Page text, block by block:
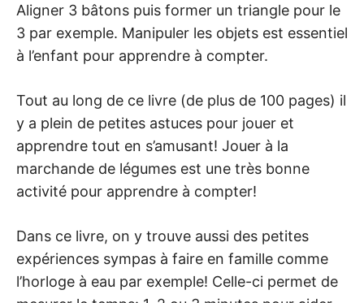
Aligner 3 bâtons puis former un triangle pour le
3 par exemple. Manipuler les objets est essentiel
à l’enfant pour apprendre à compter.
Tout au long de ce livre (de plus de 100 pages) il
y a plein de petites astuces pour jouer et
apprendre tout en s’amusant! Jouer à la
marchande de légumes est une très bonne
activité pour apprendre à compter!
Dans ce livre, on y trouve aussi des petites
expériences sympas à faire en famille comme
l’horloge à eau par exemple! Celle-ci permet de